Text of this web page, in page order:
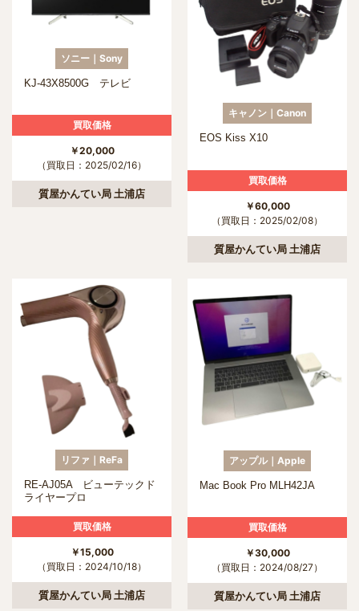
ソニー｜Sony
KJ-43X8500G テレビ
買取価格
￥20,000
（買取日：2025/02/16）
質屋かんてい局 土浦店
キャノン｜Canon
EOS Kiss X10
買取価格
￥60,000
（買取日：2025/02/08）
質屋かんてい局 土浦店
リファ｜ReFa
RE-AJ05A ビューテックド
ライヤープロ
買取価格
￥15,000
（買取日：2024/10/18）
質屋かんてい局 土浦店
アップル｜Apple
Mac Book Pro MLH42JA
買取価格
￥30,000
（買取日：2024/08/27）
質屋かんてい局 土浦店